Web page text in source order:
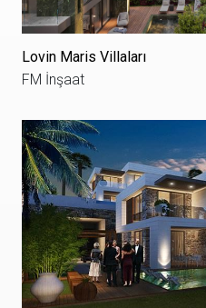
Lovin Maris Villaları
FM İnşaat